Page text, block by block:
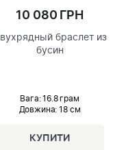
10 080 ГРН
браслет из
бусин
Вага: 16.8 грам
Довжина: 18 см